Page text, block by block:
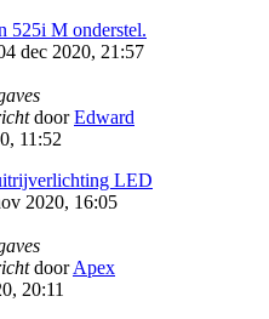
525i M onderstel.
dec 2020, 21:57
doorEdward
11:52
LED
2020, 16:05
doorApex
20:11